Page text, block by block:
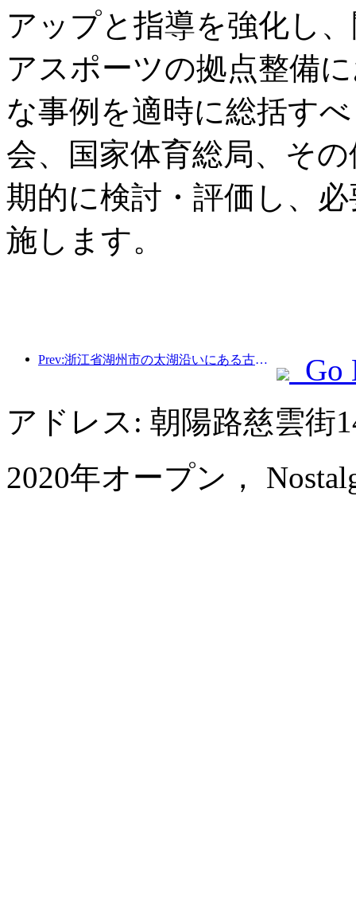
アップと指導を強化し
アスポーツの拠点整備
な事例を適時に総括す
会、国家体育総局、そ
期的に検討・評価し、
施します。
Prev:浙江省湖州市の太湖沿いにある古い村落では、10億元近くの投資をかけて改修と改良が始まった。
Go
アドレス: 朝陽路慈雲街
2020年オープン，